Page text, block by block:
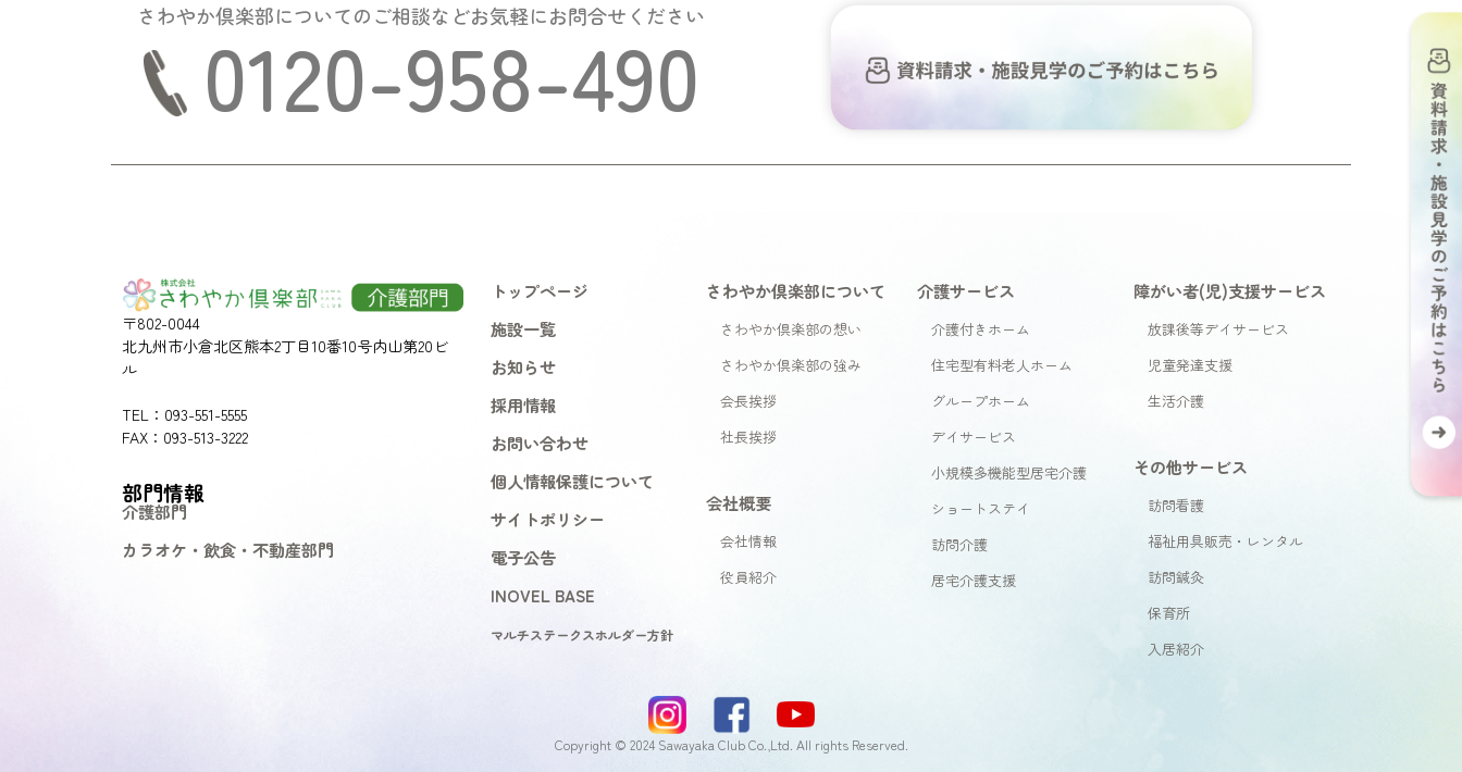
さわやか倶楽部についてのご相談などお気軽にお問合せください
0120-958-490
〒802-0044
北九州市小倉北区熊本2丁目10番10号内山第20ビ
ル
TEL：093-551-5555
FAX：093-513-3222
部門情報
介護部門
カラオケ・飲食・不動産部門
トップページ
施設一覧
お知らせ
採用情報
お問い合わせ
個人情報保護について
サイトポリシー
電子公告
INOVEL BASE
マルチステークスホルダー方針
さわやか倶楽部について
さわやか倶楽部の想い
さわやか倶楽部の強み
会長挨拶
社長挨拶
会社概要
会社情報
役員紹介
介護サービス
介護付きホーム
住宅型有料老人ホーム
グループホーム
デイサービス
小規模多機能型居宅介護
ショートステイ
訪問介護
居宅介護支援
障がい者(児)支援サービス
放課後等デイサービス
児童発達支援
生活介護
その他サービス
訪問看護
福祉用具販売・レンタル
訪問鍼灸
保育所
入居紹介
Copyright © 2024 Sawayaka Club Co.,Ltd. All rights Reserved.